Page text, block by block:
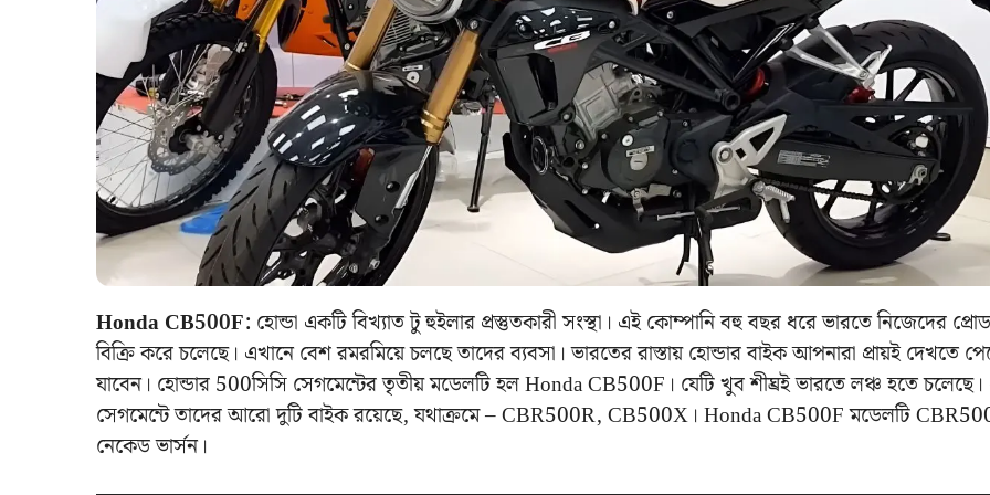
Honda CB500F: হোন্ডা একটি বিখ্যাত টু হুইলার প্রস্তুতকারী সংস্থা। এই কোম্পানি বহু বছর ধরে ভারতে নিজেদের
বিক্রি করে চলেছে। এখানে বেশ রমরমিয়ে চলছে তাদের ব্যবসা। ভারতের রাস্তায় হোন্ডার বাইক আপনারা প্রায়ই দেখতে
যাবেন। হোন্ডার 500সিসি সেগমেন্টের তৃতীয় মডেলটি হল Honda CB500F। যেটি খুব শীঘ্রই ভারতে লঞ্চ হতে
সেগমেন্টে তাদের আরো দুটি বাইক রয়েছে, যথাক্রমে – CBR500R, CB500X। Honda CB500F মডেলটি
নেকেড ভার্সন।